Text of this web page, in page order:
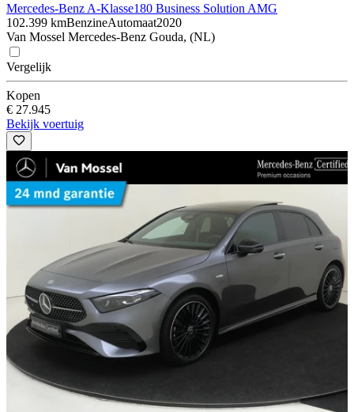
Mercedes-Benz A-Klasse180 Business Solution AMG
102.399 kmBenzineAutomaat2020
Van Mossel Mercedes-Benz Gouda, (NL)
Vergelijk
Kopen
€ 27.945
Bekijk voertuig